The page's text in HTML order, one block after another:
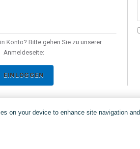
Konto? Bitte gehen Sie zu unserer
Anmeldeseite:
EINLOGGEN
on your device to enhance site navigation and